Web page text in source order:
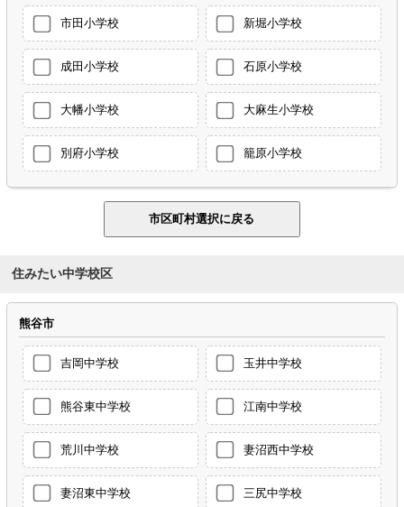
市田小学校 新堀小学校
成田小学校 石原小学校
大幡小学校 大麻生小学校
別府小学校 籠原小学校
住みたい中学校区
熊谷市
吉岡中学校 玉井中学校
熊谷東中学校 江南中学校
荒川中学校 妻沼西中学校
妻沼東中学校 三尻中学校